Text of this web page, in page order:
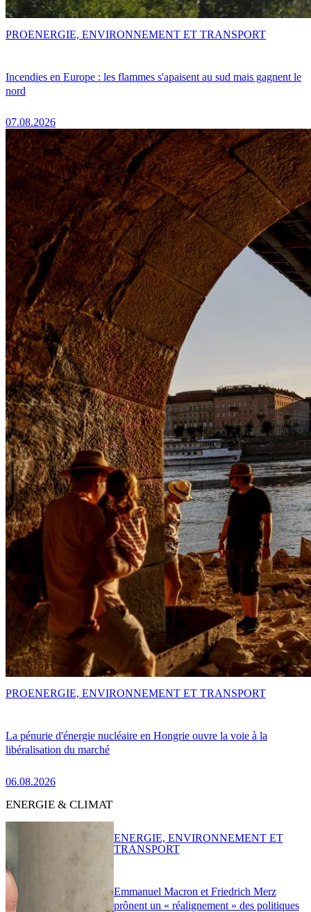
Incendies en Europe : les flammes s'apaisent au sud mais gagnent le
nord
07.08.2026
PROENERGIE, ENVIRONNEMENT ET TRANSPORT
La pénurie d'énergie nucléaire en Hongrie ouvre la voie à la
libéralisation du marché
06.08.2026
PROENERGIE, ENVIRONNEMENT ET TRANSPORT
ENERGIE & CLIMAT
Emmanuel Macron et Friedrich Merz
prônent un « réalignement » des politiques
ENERGIE, ENVIRONNEMENT ET
TRANSPORT